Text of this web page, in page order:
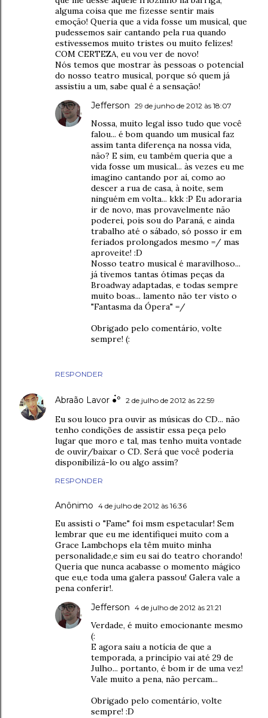
alguma coisa que me fizesse sentir mais
emoção! Queria que a vida fosse um musical, que
pudessemos sair cantando pela rua quando
estivessemos muito tristes ou muito felizes!
COM CERTEZA, eu vou ver de novo!
Nós temos que mostrar às pessoas o potencial
do nosso teatro musical, porque só quem já
assistiu a um, sabe qual é a sensação!
RESPONDER
Jefferson 29 de junho de 2012 às 18:07
Nossa, muito legal isso tudo que você
falou... é bom quando um musical faz
assim tanta diferença na nossa vida,
não? E sim, eu também queria que a
vida fosse um musical... às vezes eu me
imagino cantando por aí, como ao
descer a rua de casa, à noite, sem
ninguém em volta... kkk :P Eu adoraria
ir de novo, mas provavelmente não
poderei, pois sou do Paraná, e ainda
trabalho até o sábado, só posso ir em
feriados prolongados mesmo =/ mas
aproveite! :D
Nosso teatro musical é maravilhoso...
já tivemos tantas ótimas peças da
Broadway adaptadas, e todas sempre
muito boas... lamento não ter visto o
"Fantasma da Ópera" =/
Obrigado pelo comentário, volte
sempre! (:
Abraão Lavor ●๋° 2 de julho de 2012 às 22:59
Eu sou louco pra ouvir as músicas do CD... não
tenho condições de assistir essa peça pelo
lugar que moro e tal, mas tenho muita vontade
de ouvir/baixar o CD. Será que você poderia
disponibilizá-lo ou algo assim?
RESPONDER
Anônimo 4 de julho de 2012 às 16:36
Eu assisti o "Fame" foi msm espetacular! Sem
lembrar que eu me identifiquei muito com a
Grace Lambchops ela têm muito minha
personalidade,e sim eu sai do teatro chorando!
Queria que nunca acabasse o momento mágico
que eu,e toda uma galera passou! Galera vale a
pena conferir!.
Jefferson 4 de julho de 2012 às 21:21
Verdade, é muito emocionante mesmo
(:
E agora saiu a notícia de que a
temporada, a princípio vai até 29 de
Julho... portanto, é bom ir de uma vez!
Vale muito a pena, não percam...
Obrigado pelo comentário, volte
sempre! :D